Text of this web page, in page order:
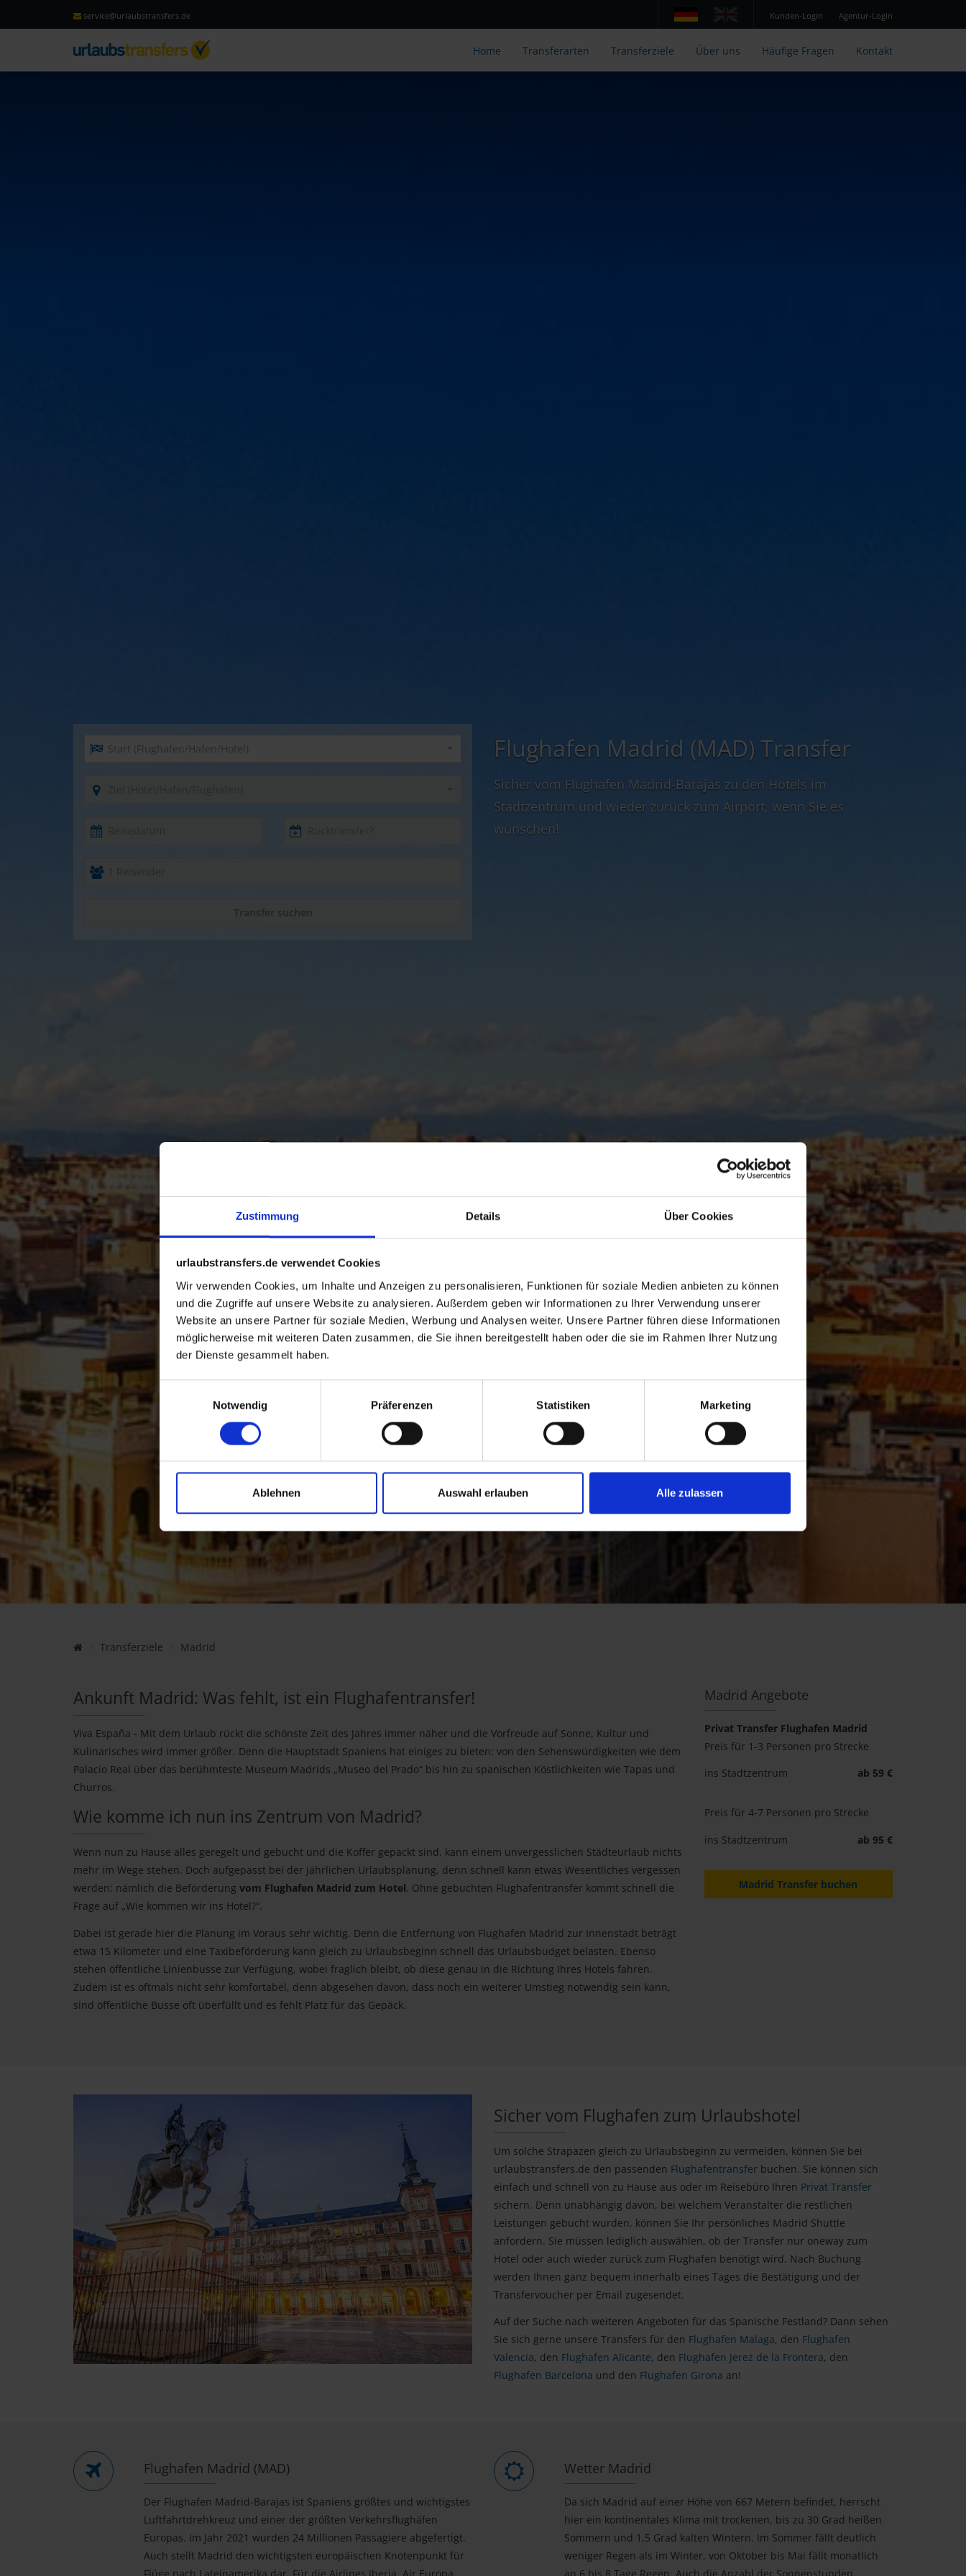
Zustimmung Details Über Cookies
urlaubstransfers.de verwendet Cookies
Wir verwenden Cookies, um Inhalte und Anzeigen zu personalisieren, Funktionen für soziale Medien anbieten zu können
und die Zugriffe auf unsere Website zu analysieren. Außerdem geben wir Informationen zu Ihrer Verwendung unserer
Website an unsere Partner für soziale Medien, Werbung und Analysen weiter. Unsere Partner führen diese Informationen
möglicherweise mit weiteren Daten zusammen, die Sie ihnen bereitgestellt haben oder die sie im Rahmen Ihrer Nutzung
der Dienste gesammelt haben.
Notwendig
Präferenzen Statistiken Marketing
Ablehnen Auswahl erlauben Alle zulassen
service@urlaubstransfers.de Kunden-Login Agentur-Login
Home Transferarten Transferziele Über uns Häufige Fragen Kontakt
Flughafen Madrid (MAD) Transfer
Sicher vom Flughafen Madrid-Barajas zu den Hotels im
Stadtzentrum und wieder zurück zum Airport, wenn Sie es
wünschen!
Start (Flughafen/Hafen/Hotel)
Transferziele Madrid
Ankunft Madrid: Was fehlt, ist ein Flughafentransfer!
Viva España - Mit dem Urlaub rückt die schönste Zeit des Jahres immer näher und die Vorfreude auf Sonne, Kultur und
Kulinarisches wird immer größer. Denn die Hauptstadt Spaniens hat einiges zu bieten: von den Sehenswürdigkeiten wie dem
Palacio Real über das berühmteste Museum Madrids „Museo del Prado“ bis hin zu spanischen Köstlichkeiten wie Tapas und
Churros.
Wie komme ich nun ins Zentrum von Madrid?
Wenn nun zu Hause alles geregelt und gebucht und die Koffer gepackt sind, kann einem unvergesslichen Städteurlaub nichts
mehr im Wege stehen. Doch aufgepasst bei der jährlichen Urlaubsplanung, denn schnell kann etwas Wesentliches vergessen
werden: nämlich die Beförderung vom Flughafen Madrid zum Hotel. Ohne gebuchten Flughafentransfer kommt schnell die
Frage auf „Wie kommen wir ins Hotel?“.
Dabei ist gerade hier die Planung im Voraus sehr wichtig. Denn die Entfernung von Flughafen Madrid zur Innenstadt beträgt
etwa 15 Kilometer und eine Taxibeförderung kann gleich zu Urlaubsbeginn schnell das Urlaubsbudget belasten. Ebenso
stehen öffentliche Linienbusse zur Verfügung, wobei fraglich bleibt, ob diese genau in die Richtung Ihres Hotels fahren.
Zudem ist es oftmals nicht sehr komfortabel, denn abgesehen davon, dass noch ein weiterer Umstieg notwendig sein kann,
sind öffentliche Busse oft überfüllt und es fehlt Platz für das Gepäck.
Madrid Angebote
Privat Transfer Flughafen Madrid
Preis für 1-3 Personen pro Strecke
ins Stadtzentrum
ab 59 €
Preis für 4-7 Personen pro Strecke
ins Stadtzentrum
ab 95 €
Madrid Transfer buchen
Sicher vom Flughafen zum Urlaubshotel
Um solche Strapazen gleich zu Urlaubsbeginn zu vermeiden, können Sie bei
urlaubstransfers.de den passenden Flughafentransfer buchen. Sie können sich
einfach und schnell von zu Hause aus oder im Reisebüro Ihren Privat Transfer
sichern. Denn unabhängig davon, bei welchem Veranstalter die restlichen
Leistungen gebucht wurden, können Sie Ihr persönliches Madrid Shuttle
anfordern. Sie müssen lediglich auswählen, ob der Transfer nur oneway zum
Hotel oder auch wieder zurück zum Flughafen benötigt wird. Nach Buchung
werden Ihnen ganz bequem innerhalb eines Tages die Bestätigung und der
Transfervoucher per Email zugesendet.
Auf der Suche nach weiteren Angeboten für das Spanische Festland? Dann sehen
Sie sich gerne unsere Transfers für den Flughafen Malaga, den Flughafen
Valencia, den Flughafen Alicante, den Flughafen Jerez de la Frontera, den
Flughafen Barcelona und den Flughafen Girona an!
Flughafen Madrid (MAD)
Der Flughafen Madrid-Barajas ist Spaniens größtes und wichtigstes
Luftfahrtdrehkreuz und einer der größten Verkehrsflughäfen
Europas. Im Jahr 2021 wurden 24 Millionen Passagiere abgefertigt.
Auch stellt Madrid den wichtigsten europäischen Knotenpunkt für
Wetter Madrid
Da sich Madrid auf einer Höhe von 667 Metern befindet, herrscht
hier ein kontinentales Klima mit trockenen, bis zu 30 Grad heißen
Sommern und 1,5 Grad kalten Wintern. Im Sommer fällt deutlich
weniger Regen als im Winter, von Oktober bis Mai fällt monatlich